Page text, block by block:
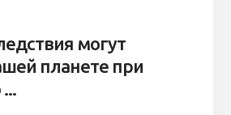
могут
планете при